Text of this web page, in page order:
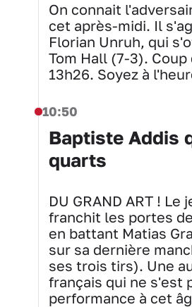
On connait
cet après-midi. Il
Florian Unruh, qui
Tom Hall (7-3).
13h26. Soyez à
10:50
Baptiste Addis
quarts
DU GRAND ART !
franchit les portes
en battant Matias
sur sa dernière
ses trois tirs). Une
français qui ne s'est
performance à cet